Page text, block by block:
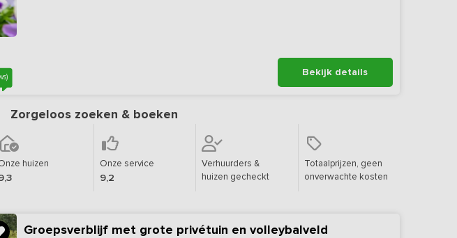
Bekijk details
Zorgeloos zoeken & boeken
huizen Onze service
9,2
Verhuurders &
huizen gecheckt
Totaalprijzen, geen
onverwachte kosten
Groepsverblijf met grote privétuin en volleybalveld